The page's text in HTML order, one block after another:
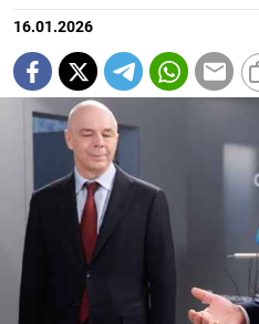
16.01.2026